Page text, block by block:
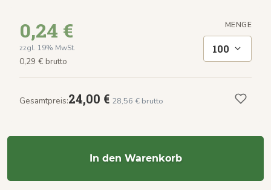
0,24 €
zzgl. 19% MwSt.
0,29 € brutto
MENGE
100
Gesamtpreis:24,00 € 28,56 € brutto
In den Warenkorb